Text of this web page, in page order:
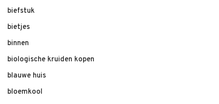
biefstuk
bietjes
binnen
biologische kruiden kopen
blauwe huis
bloemkool